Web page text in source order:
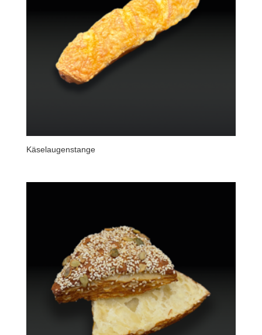
Käselaugenstange